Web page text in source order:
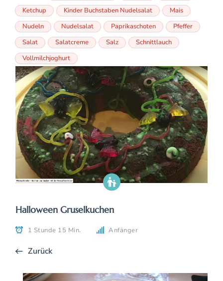
Ketchup
Kinder Buchstaben Nudelsalat
Mais
Nudeln
Nudelsalat Paprikaschoten
Pfeffer
Salat
Salatcreme Salz
Schnittlauch
Vollmilchjoghurt
Halloween Gruselkuchen
1 Stunde 15 Min. Anfänger
Zurück